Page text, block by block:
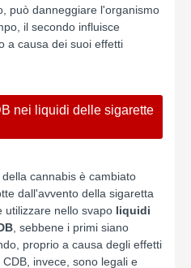
può danneggiare l'organismo
il secondo influisce
a causa dei suoi effetti
nei liquidi delle sigarette
cannabis è cambiato
dall'avvento della sigaretta
utilizzare nello svapo liquidi
, sebbene i primi siano
proprio a causa degli effetti
invece, sono legali e